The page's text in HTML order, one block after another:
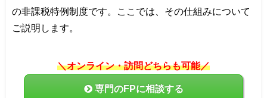
の非課税特例制度です。ここでは、その仕組みについて
ご説明します。
＼オンライン・訪問どちらも可能／
専門のFPに相談する